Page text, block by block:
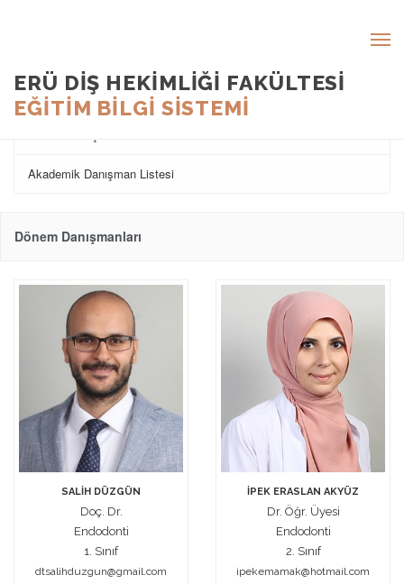
ERÜ DİŞ HEKİMLİĞİ FAKÜLTESİ
EĞİTİM BİLGİ SİSTEMİ
Dönem Danışmanları
Akademik Danışman Listesi
Dönem Danışmanları
SALİH DÜZGÜN
Doç. Dr.
Endodonti
1. Sınıf
dtsalihduzgun@gmail.com
İPEK ERASLAN AKYÜZ
Dr. Öğr. Üyesi
Endodonti
2. Sınıf
ipekemamak@hotmail.com